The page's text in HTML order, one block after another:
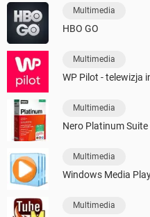
Multimedia
HBO GO
Multimedia
WP Pilot - telewizja
Multimedia
Nero Platinum
Multimedia
Windows Media
Multimedia